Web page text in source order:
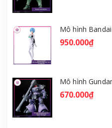
950.000₫
670.000₫